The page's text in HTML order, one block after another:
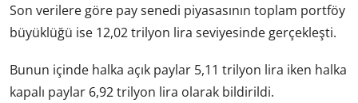
Son verilere göre pay senedi piyasasının toplam portföy
büyüklüğü ise 12,02 trilyon lira seviyesinde gerçekleşti.
Bunun içinde halka açık paylar 5,11 trilyon lira iken halka
kapalı paylar 6,92 trilyon lira olarak bildirildi.